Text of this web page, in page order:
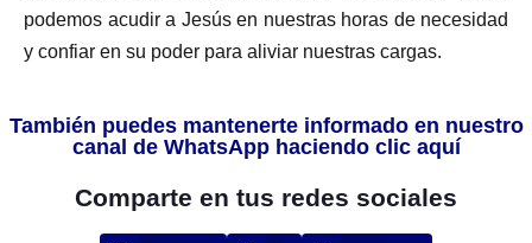
podemos acudir a Jesús en nuestras horas de necesidad
y confiar en su poder para aliviar nuestras cargas.
También puedes mantenerte informado en nuestro
canal de WhatsApp haciendo clic aquí
Comparte en tus redes sociales